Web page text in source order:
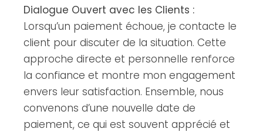
Dialogue Ouvert avec les Clients :
Lorsqu’un paiement échoue, je contacte le
client pour discuter de la situation. Cette
approche directe et personnelle renforce
la confiance et montre mon engagement
envers leur satisfaction. Ensemble, nous
convenons d’une nouvelle date de
paiement, ce qui est souvent apprécié et